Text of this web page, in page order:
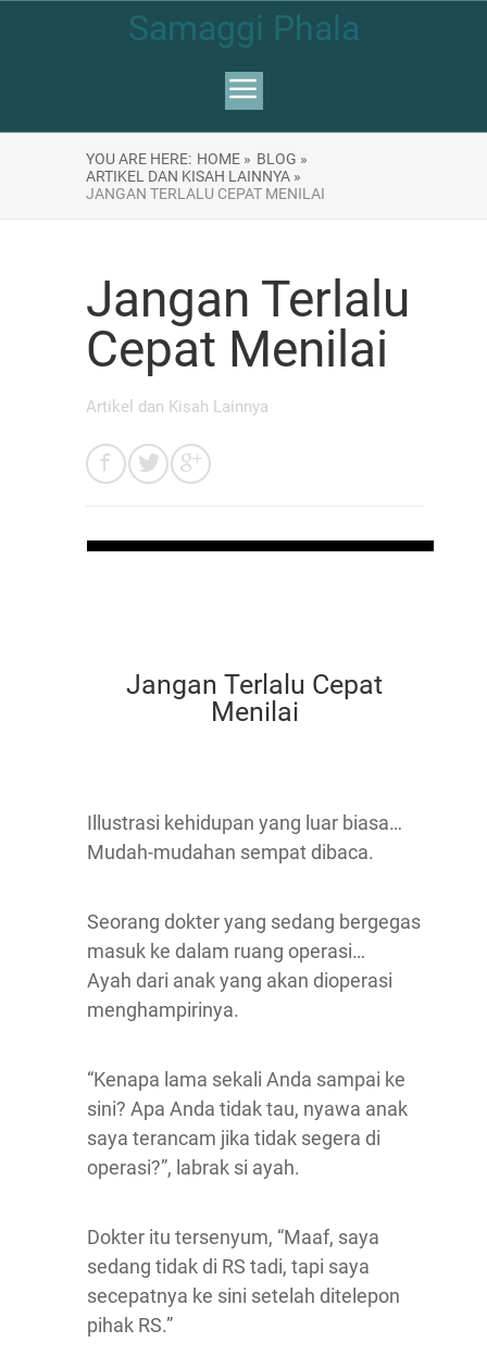
Samaggi Phala
YOU ARE HERE: HOME » BLOG »
ARTIKEL DAN KISAH LAINNYA »
JANGAN TERLALU CEPAT MENILAI
Jangan Terlalu
Cepat Menilai
Artikel dan Kisah Lainnya
Jangan Terlalu Cepat
Menilai
Illustrasi kehidupan yang luar biasa…
Mudah-mudahan sempat dibaca.
Seorang dokter yang sedang bergegas
masuk ke dalam ruang operasi…
Ayah dari anak yang akan dioperasi
menghampirinya.
“Kenapa lama sekali Anda sampai ke
sini? Apa Anda tidak tau, nyawa anak
saya terancam jika tidak segera di
operasi?”, labrak si ayah.
Dokter itu tersenyum, “Maaf, saya
sedang tidak di RS tadi, tapi saya
secepatnya ke sini setelah ditelepon
pihak RS.”